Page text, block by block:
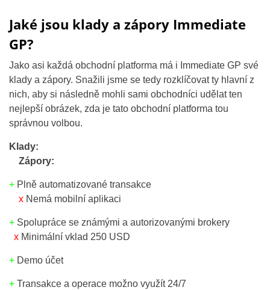
Jaké jsou klady a zápory Immediate
GP?
Jako asi každá obchodní platforma má i Immediate GP své
klady a zápory. Snažili jsme se tedy rozklíčovat ty hlavní z
nich, aby si následně mohli sami obchodníci udělat ten
nejlepší obrázek, zda je tato obchodní platforma tou
správnou volbou.
Klady:
Zápory:
+ Plně automatizované transakce
x Nemá mobilní aplikaci
+ Spolupráce se známými a autorizovanými brokery
x Minimální vklad 250 USD
+ Demo účet
+ Transakce a operace možno využít 24/7